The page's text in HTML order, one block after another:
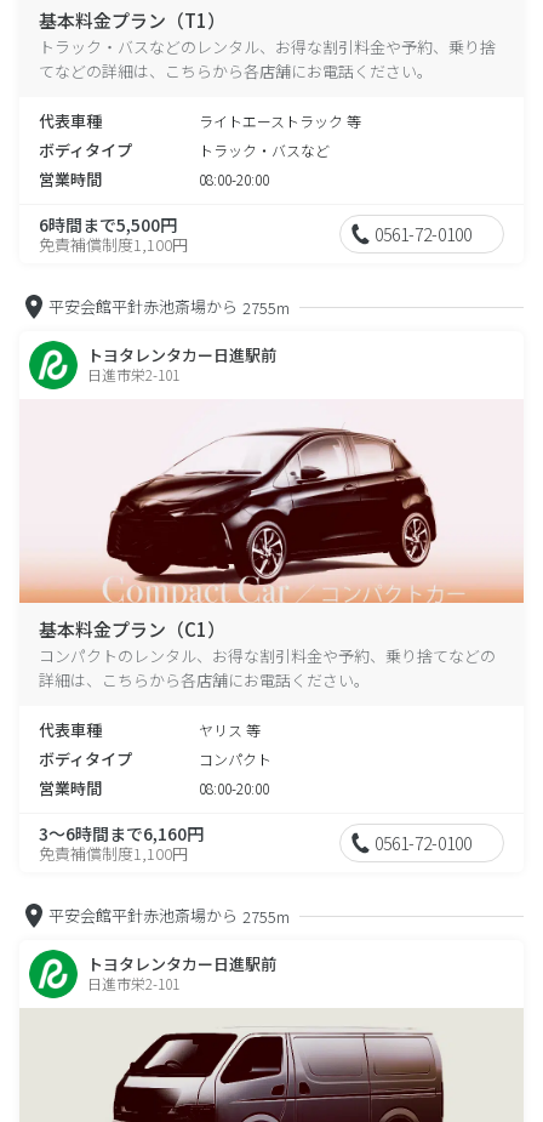
基本料金プラン（T1）
トラック・バスなどのレンタル、お得な割引料金や予約、乗り捨
てなどの詳細は、こちらから各店舗にお電話ください。
代表車種 ライトエーストラック 等
ボディタイプ トラック・バスなど
営業時間 08:00-20:00
6時間まで5,500円
免責補償制度1,100円 0561-72-0100
平安会館平針赤池斎場から 2755m
トヨタレンタカー日進駅前
日進市栄2-101
基本料金プラン（C1）
コンパクトのレンタル、お得な割引料金や予約、乗り捨てなどの
詳細は、こちらから各店舗にお電話ください。
代表車種 ヤリス 等
ボディタイプ コンパクト
営業時間 08:00-20:00
3～6時間まで6,160円
免責補償制度1,100円 0561-72-0100
平安会館平針赤池斎場から 2755m
トヨタレンタカー日進駅前
日進市栄2-101